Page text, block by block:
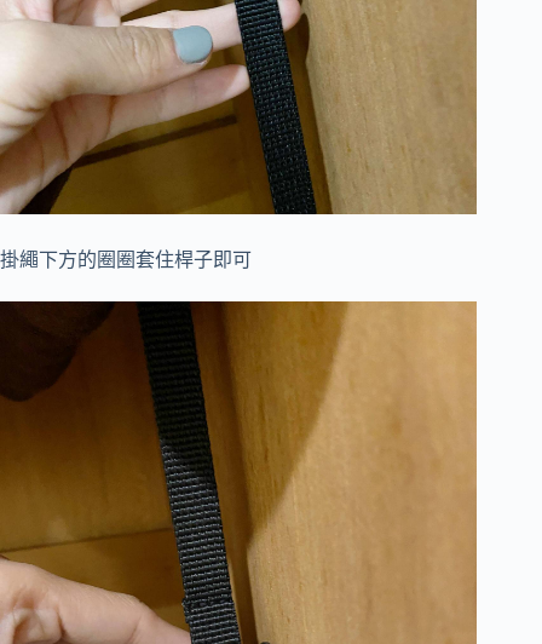
掛繩下方的圈圈套住桿子即可